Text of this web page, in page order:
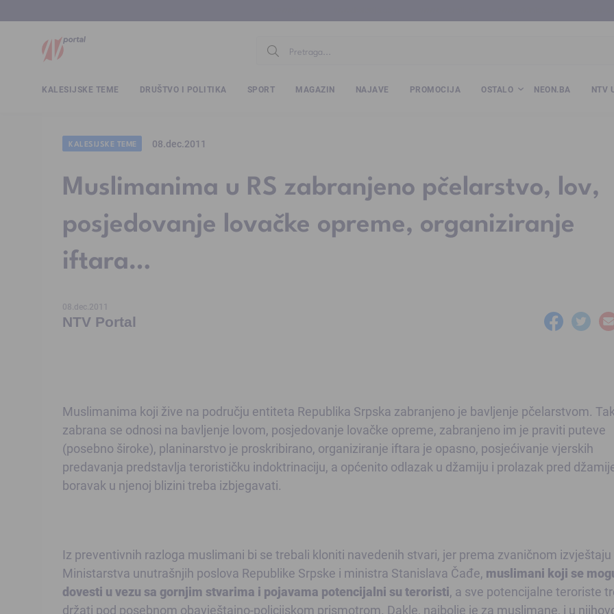
KALESIJSKE TEME DRUŠTVO I POLITIKA SPORT MAGAZIN NAJAVE PROMOCIJA OSTALO NEON.BA NTV
KALESIJSKE TEME 08.dec.2011
Muslimanima u RS zabranjeno pčelarstvo, lov,
posjedovanje lovačke opreme, organiziranje
iftara…
08.dec.2011
NTV Portal
Muslimanima koji žive na području entiteta Republika Srpska zabranjeno je bavljenje pčelarstvom.
zabrana se odnosi na bavljenje lovom, posjedovanje lovačke opreme, zabranjeno im je praviti puteve
(posebno široke), planinarstvo je proskribirano, organiziranje iftara je opasno, posjećivanje vjerskih
predavanja predstavlja terorističku indoktrinaciju, a općenito odlazak u džamiju i prolazak pred
boravak u njenoj blizini treba izbjegavati.
Iz preventivnih razloga muslimani bi se trebali kloniti navedenih stvari, jer prema zvaničnom izvještaju
Ministarstva unutrašnjih poslova Republike Srpske i ministra Stanislava Čađe, muslimani koji se
dovesti u vezu sa gornjim stvarima i pojavama potencijalni su teroristi, a sve potencijalne teroriste
držati pod posebnom obavještajno-policijskom prismotrom. Dakle, najbolje je za muslimane, i u